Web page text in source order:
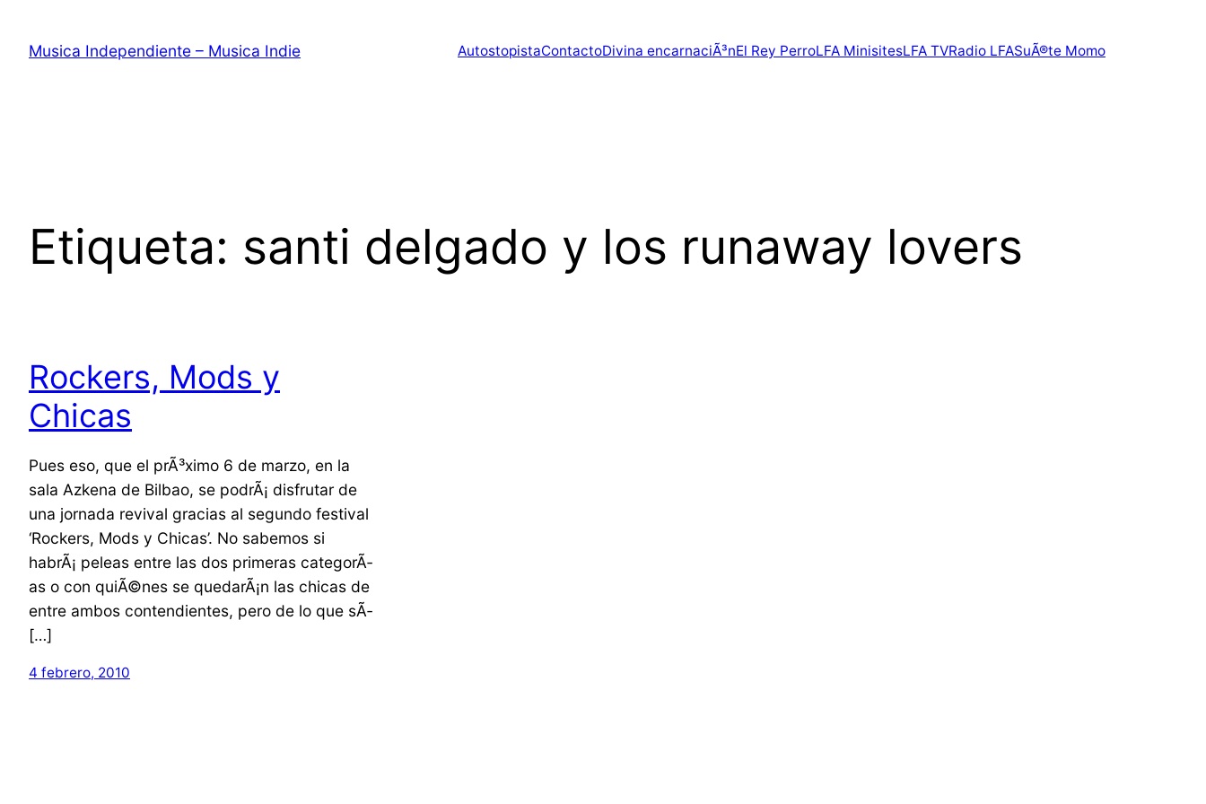
contenido
Musica Independiente – Musica Indie AutostopistaContactoDivina encarnaciÃ³nEl Rey PerroLFA MinisitesLFA TVRadio LFASuÃ®te Momo
Etiqueta: santi delgado y los runaway lovers
Rockers, Mods y
Chicas
Pues eso, que el prÃ³ximo 6 de marzo, en la
sala Azkena de Bilbao, se podrÃ¡ disfrutar de
una jornada revival gracias al segundo festival
‘Rockers, Mods y Chicas’. No sabemos si
habrÃ¡ peleas entre las dos primeras categorÃ­
as o con quiÃ©nes se quedarÃ¡n las chicas de
entre ambos contendientes, pero de lo que sÃ­
[…]
4 febrero, 2010